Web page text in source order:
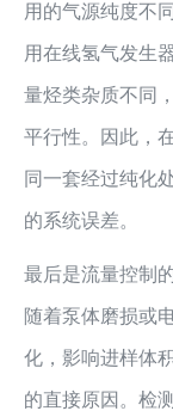
用的气源纯度不
用在线氢气发生
量烃类杂质不同
平行性。因此，
同一套经过纯化
的系统误差。
最后是流量控制
随着泵体磨损或
化，影响进样体
的直接原因。检